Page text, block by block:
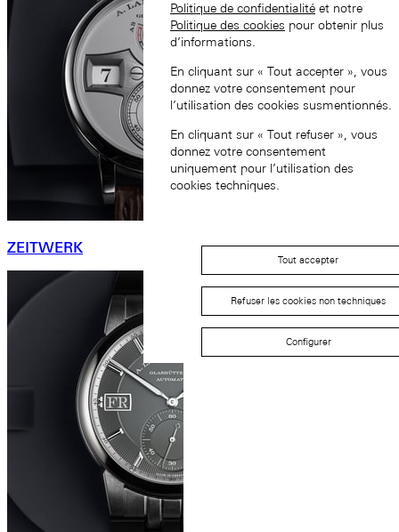
ZEITWERK
Politique de confidentialité et notre
Politique des cookies pour obtenir plus
d’informations.
En cliquant sur « Tout accepter », vous
donnez votre consentement pour
l’utilisation des cookies susmentionnés.
En cliquant sur « Tout refuser », vous
donnez votre consentement
uniquement pour l’utilisation des
cookies techniques.
Tout accepter
Refuser les cookies non techniques
Configurer